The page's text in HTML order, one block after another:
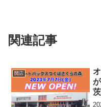
関連記事
開店